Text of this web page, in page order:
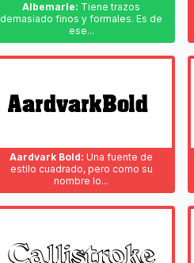
Albemarle: Tiene trazos
demasiado finos y formales. Es de
ese...
Aardvark Bold: Una fuente de
estilo cuadrado, pero como su
nombre lo...